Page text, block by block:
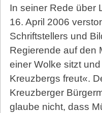
In seiner Rede über
16. April 2006
Schriftstellers und
Regierende auf den
einer Wolke sitzt
Kreuzbergs freut«.
Kreuzberger
glaube nicht, dass